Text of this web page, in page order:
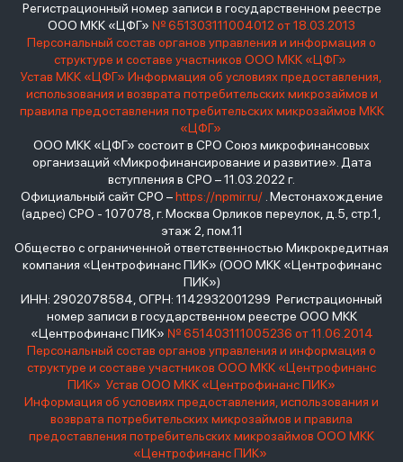
Регистрационный номер записи в государственном реестре
ООО МКК «ЦФГ» № 651303111004012 от 18.03.2013
Персональный состав органов управления и информация о
структуре и составе участников ООО МКК «ЦФГ»
Устав МКК «ЦФГ» Информация об условиях предоставления,
использования и возврата потребительских микрозаймов и
правила предоставления потребительских микрозаймов МКК
«ЦФГ»
ООО МКК «ЦФГ» состоит в СРО Союз микрофинансовых
организаций «Микрофинансирование и развитие». Дата
вступления в СРО – 11.03.2022 г.
Официальный сайт СРО –https://npmir.ru/. Местонахождение
(адрес) СРО - 107078, г. Москва Орликов переулок, д.5, стр.1,
этаж 2, пом.11
Общество с ограниченной ответственностью Микрокредитная
компания «Центрофинанс ПИК» (ООО МКК «Центрофинанс
ПИК»)
ИНН: 2902078584, ОГРН: 1142932001299 Регистрационный
номер записи в государственном реестре ООО МКК
«Центрофинанс ПИК» № 651403111005236 от 11.06.2014
Персональный состав органов управления и информация о
структуре и составе участников ООО МКК «Центрофинанс
ПИК» Устав ООО МКК «Центрофинанс ПИК»
Информация об условиях предоставления, использования и
возврата потребительских микрозаймов и правила
предоставления потребительских микрозаймов ООО МКК
«Центрофинанс ПИК»